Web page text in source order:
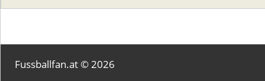
Fussballfan.at © 2026